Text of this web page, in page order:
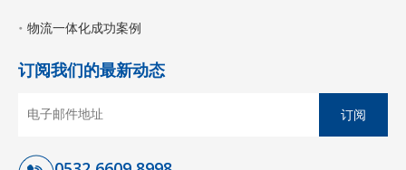
物流一体化成功案例
订阅我们的最新动态
订阅